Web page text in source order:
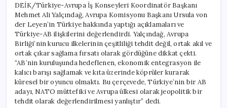
Başkanı
Yalçındağ’ın
Görüşleri
için
DEİK/Türkiye-Avrupa İş Konseyleri Koordinatör Başkanı
Mehmet Ali Yalçındağ, Avrupa Komisyonu Başkanı Ursula von
der Leyen’in Türkiye hakkında yaptığı açıklamaları ve
Türkiye-AB ilişkilerini değerlendirdi. Yalçındağ, Avrupa
Birliği’nin kurucu ilkelerinin çeşitliliği tehdit değil, ortak akıl ve
ortak çıkar sağlama fırsatı olarak gördüğüne dikkat çekti.
“AB’nin kuruluşunda hedeflenen, ekonomik entegrasyon ile
kalıcı barışı sağlamak ve kıta üzerinde köprüler kurarak
küresel bir oyuncu olmaktı. Bu çerçevede, Türkiye’nin bir AB
adayı, NATO müttefiki ve Avrupa ülkesi olarak jeopolitik bir
tehdit olarak değerlendirilmesi yanlıştır” dedi.